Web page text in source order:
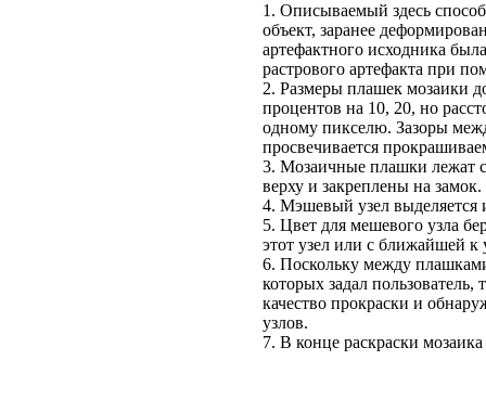
1. Описываемый здесь
объект, заранее
артефактного исходника
растрового артефакта при
2. Размеры плашек мозаики
процентов на 10, 20, но
одному пикселю. Зазоры
просвечивается
3. Мозаичные плашки лежат
верху и закреплены на замок.
4. Мэшевый узел выделяется
5. Цвет для мешевого узла
этот узел или с ближайшей к
6. Поскольку между
которых задал
качество прокраски и
узлов.
7. В конце раскраски